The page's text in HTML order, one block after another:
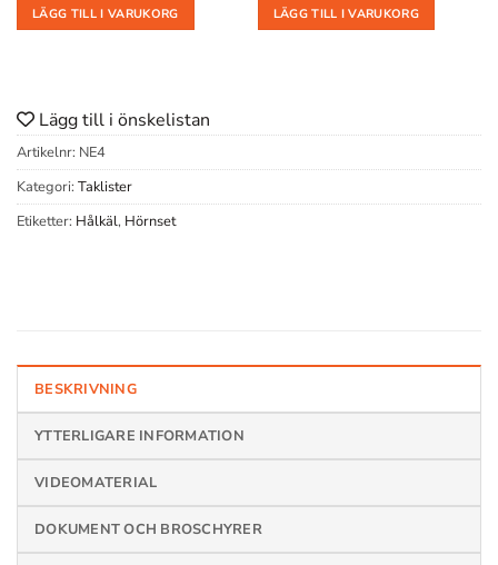
LÄGG TILL I VARUKORG LÄGG TILL I VARUKORG
Lägg till i önskelistan
Artikelnr: NE4
Kategori: Taklister
Etiketter: Hålkäl, Hörnset
BESKRIVNING
YTTERLIGARE INFORMATION
VIDEOMATERIAL
DOKUMENT OCH BROSCHYRER